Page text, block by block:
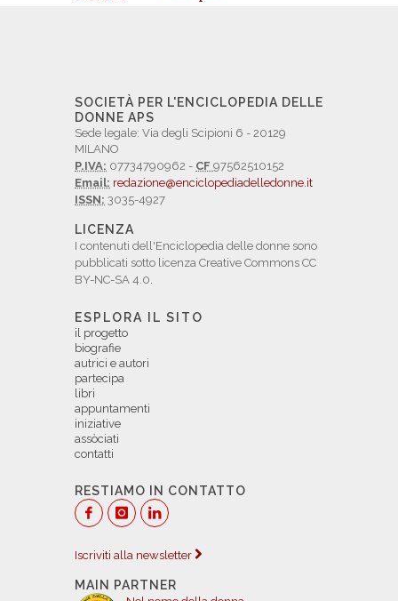
SOCIETÀ PER L'ENCICLOPEDIA DELLE
DONNE APS
Sede legale: Via degli Scipioni 6 - 20129
MILANO
P.IVA: 07734790962 - CF 97562510152
Email: redazione@enciclopediadelledonne.it
ISSN: 3035-4927
LICENZA
I contenuti dell'Enciclopedia delle donne sono
pubblicati sotto licenza Creative Commons CC
BY-NC-SA 4.0.
ESPLORA IL SITO
il progetto
biografie
autrici e autori
partecipa
libri
appuntamenti
iniziative
assòciati
contatti
RESTIAMO IN CONTATTO
Iscriviti alla newsletter
MAIN PARTNER